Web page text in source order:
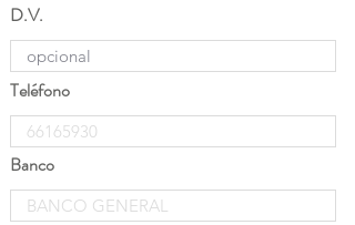
D.V.
Teléfono
Banco